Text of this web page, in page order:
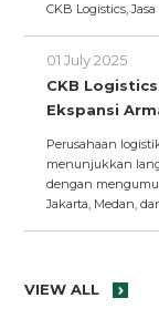
CKB Logistics,
01 July 2025
CKB
Ekspansi
Perusahaan
menunjukkan
dengan
Jakarta, Medan,
VIEW ALL